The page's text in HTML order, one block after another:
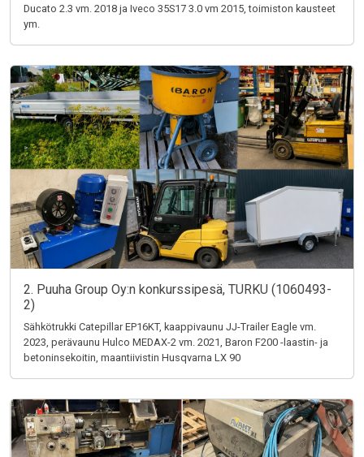
Ducato 2.3 vm. 2018 ja Iveco 35S17 3.0 vm 2015, toimiston kausteet
ym.
2. Puuha Group Oy:n konkurssipesä, TURKU (1060493-
2)
Sähkötrukki Catepillar EP16KT, kaappivaunu JJ-Trailer Eagle vm.
2023, perävaunu Hulco MEDAX-2 vm. 2021, Baron F200 -laastin- ja
betoninsekoitin, maantiivistin Husqvarna LX 90